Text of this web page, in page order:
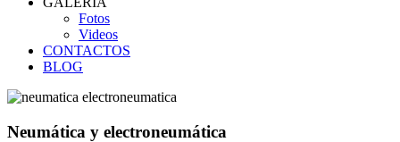
Fotos
Videos
CONTACTOS
BLOG
Neumática y electroneumática